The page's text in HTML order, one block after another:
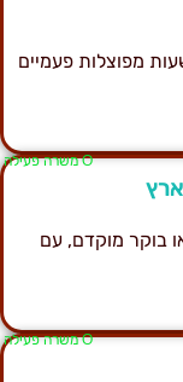
מפוצלות פעמיים
Ο משרה פעילה
בוקר מוקדם, עם
Ο משרה פעילה